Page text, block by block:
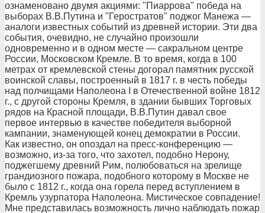
ознаменовано двумя акциями: "Пиаррова" победа на
выборах В.В.Путина и "Геростратов" поджог Манежа —
аналоги известных событий из древней истории. Эти два
события, очевидно, не случайно произошли
одновременно и в одном месте — сакральном центре
России, Московском Кремле. В то время, когда в 100
метрах от кремлевской стены догорал памятник русской
воинской славы, построенный в 1817 г. в честь победы
над полчищами Наполеона I в Отечественной войне 1812
г., с другой стороны Кремля, в здании бывших Торговых
рядов на Красной площади, В.В.Путин давал свое
первое интервью в качестве победителя выборной
кампании, знаменующей конец демократии в России.
Как известно, он опоздал на пресс-конференцию —
возможно, из-за того, что захотел, подобно Нерону,
поджегшему древний Рим, полюбоваться на зрелище
грандиозного пожара, подобного которому в Москве не
было с 1812 г., когда она горела перед вступлением в
Кремль узурпатора Наполеона. Мистическое совпадение!
Мне представилась возможность лично наблюдать пожар